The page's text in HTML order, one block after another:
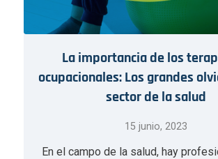
La importancia de los
ocupacionales: Los grandes
sector de la salud
15 junio, 2023
En el campo de la salud, hay